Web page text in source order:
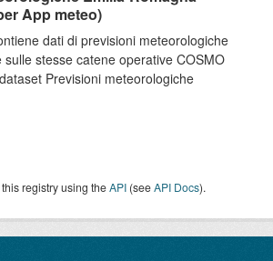
App meteo)
dati di previsioni meteorologiche
sulle stesse catene operative COSMO
Previsioni meteorologiche
registry using theAPI (seeAPI Docs).